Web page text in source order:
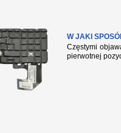
W JAKI
Częstymi
pierwotnej